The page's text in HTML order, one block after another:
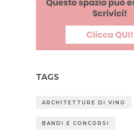
TAGS
ARCHITETTURE DI VINO
BANDI E CONCORSI